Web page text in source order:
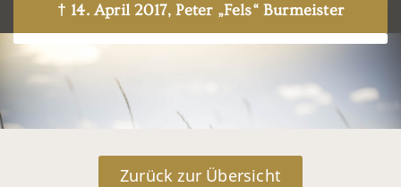
† 14. April 2017, Peter „Fels“ Burmeister
Zurück zur Übersicht